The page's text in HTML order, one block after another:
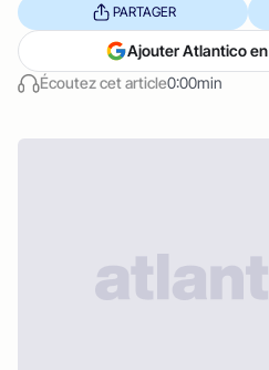
Écoutez cet article0:00min
PARTAGER
Ajouter Atlantico